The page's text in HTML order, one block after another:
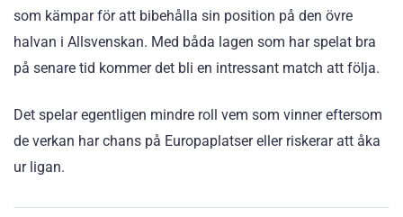
som kämpar för att bibehålla sin position på den övre
halvan i Allsvenskan. Med båda lagen som har spelat bra
på senare tid kommer det bli en intressant match att följa.
Det spelar egentligen mindre roll vem som vinner eftersom
de verkan har chans på Europaplatser eller riskerar att åka
ur ligan.